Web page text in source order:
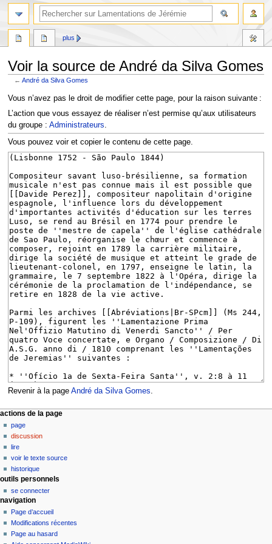
Voir la source de André da Silva Gomes
←André da Silva Gomes
Aller
à
la
navigation
Aller
à
la
recherche
Vous n’avez pas le droit de modifier cette page, pour la raison suivante :
L’action que vous essayez de réaliser n’est permise qu’aux utilisateurs
du groupe : Administrateurs.
Vous pouvez voir et copier le contenu de cette page.
Revenir à la page André da Silva Gomes
M
e
n
u
d
e
n
a
v
actions de la page
page
discussion
lire
voir le texte source
historique
plus
outils personnels
se connecter
navigation
Page d’accueil
Modifications récentes
Page au hasard
rechercher